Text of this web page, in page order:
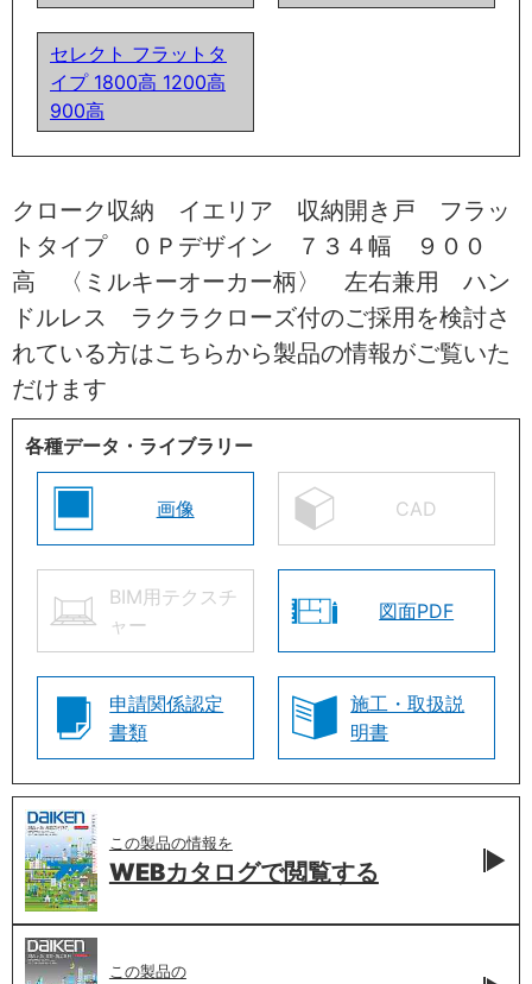
セレクト フラットタ
イプ 1800高 1200高
900高
クローク収納 イエリア 収納開き戸 フラッ
トタイプ ０Ｐデザイン ７３４幅 ９００
高 〈ミルキーオーカー柄〉 左右兼用 ハン
ドルレス ラクラクローズ付のご採用を検討さ
れている方はこちらから製品の情報がご覧いた
だけます
各種データ・ライブラリー
画像 CAD
BIM用テクスチ
ャー
図面PDF
申請関係認定
書類
施工・取扱説
明書
この製品の情報を
WEBカタログで閲覧する
この製品の